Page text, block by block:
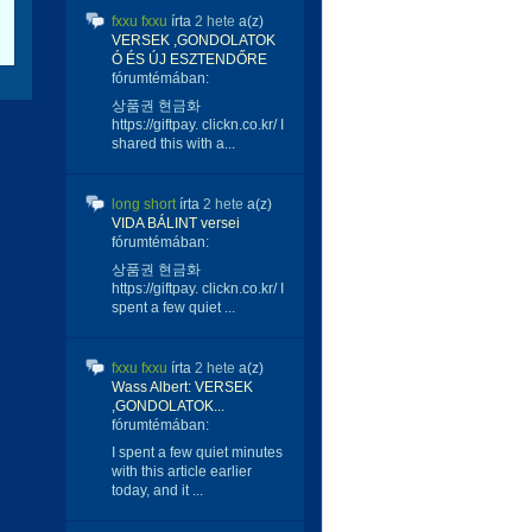
fxxu fxxu írta 2 hete a(z)
VERSEK ,GONDOLATOK
Ó ÉS ÚJ ESZTENDŐRE
fórumtémában:
상품권 현금화
https://giftpay. clickn.co.kr/ I
shared this with a...
long shortírta 2 hete a(z)
VIDA BÁLINT versei
fórumtémában:
상품권 현금화
https://giftpay. clickn.co.kr/ I
spent a few quiet ...
fxxu fxxu írta 2 hete a(z)
Wass Albert: VERSEK
,GONDOLATOK...
fórumtémában:
I spent a few quiet minutes
with this article earlier
today, and it ...